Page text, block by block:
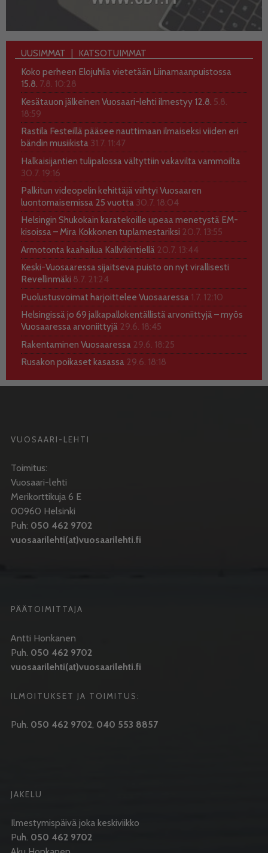
UUSIMMAT
KATSOTUIMMAT
Koko perheen Elojuhlia vietetään Liinamaanpuistossa
15.8. 7.8. 10:28
Kesätauon jälkeinen Vuosaari-lehti ilmestyy 12.8. 5.8.
18:59
Rastila Festeillä pääsee nauttimaan ilmaiseksi viiden eri
bändin musiikista 31.7. 11:47
Halkaisijantien tulipalossa vältyttiin vakavilta vammoilta
30.7. 19:16
Palkitun videopelin kehittäjä viihtyi Vuosaaren
luontomaisemissa 25 vuotta 30.7. 18:04
Helsingin Shukokain karatekoille upeaa menetystä EM-
kisoissa – Mira Kokkonen tuplamestariksi 20.7. 13:55
Armotonta kaahailua Kallvikintiellä 20.7. 13:44
Keski-Vuosaaressa sijaitseva puisto on nyt virallisesti
Revellinmäki 8.7. 21:24
Puolustusvoimat harjoittelee Vuosaaressa 1.7. 12:10
Helsingissä jo 69 jalkapallokentällistä arvoniittyjä – myös
Vuosaaressa arvoniittyjä 29.6. 18:45
Rakentaminen Vuosaaressa 29.6. 18:25
Rusakon poikaset kasassa 29.6. 18:18
VUOSAARI-LEHTI
Toimitus:
Vuosaari-lehti
Merikorttikuja 6 E
00960 Helsinki
Puh: 050 462 9702
vuosaarilehti(at)vuosaarilehti.fi
PÄÄTOIMITTAJA
Antti Honkanen
Puh. 050 462 9702
vuosaarilehti(at)vuosaarilehti.fi
ILMOITUKSET JA TOIMITUS:
Puh. 050 462 9702, 040 553 8857
JAKELU
Ilmestymispäivä joka keskiviikko
Puh. 050 462 9702